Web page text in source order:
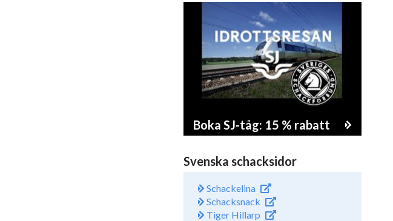
Boka SJ-tåg: 15 % rabatt
Svenska schacksidor
Schackelina
Schacksnack
Tiger Hillarp